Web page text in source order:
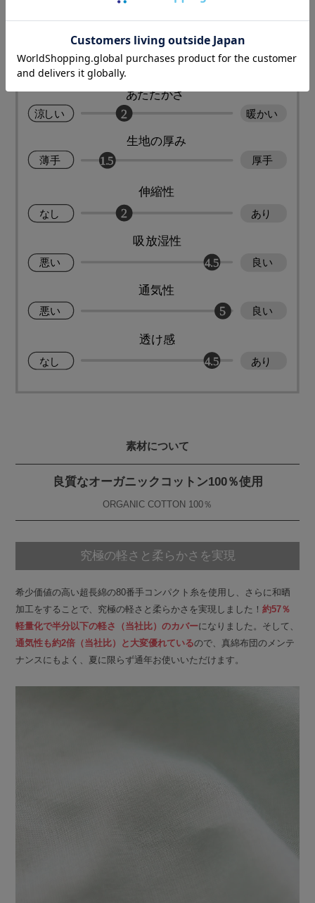
素材について
良質なオーガニックコットン100％使用
ORGANIC COTTON 100％
究極の軽さと柔らかさを実現
希少価値の高い超長綿の80番手コンパクト糸を使用し、さらに和晒
加工をすることで、究極の軽さと柔らかさを実現しました！約57％
軽量化で半分以下の軽さ（当社比）のカバーになりました。そして、
通気性も約2倍（当社比）と大変優れているので、真綿布団のメンテ
ナンスにもよく、夏に限らず通年お使いいただけます。